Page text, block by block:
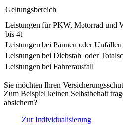
Geltungsbereich
Leistungen für PKW, Motorrad und
bis 4t
Leistungen bei Pannen oder Unfällen
Leistungen bei Diebstahl oder
Leistungen bei Fahrerausfall
Sie möchten Ihren
Zum Beispiel keinen Selbstbehalt
absichern?
Zur Individualisierung